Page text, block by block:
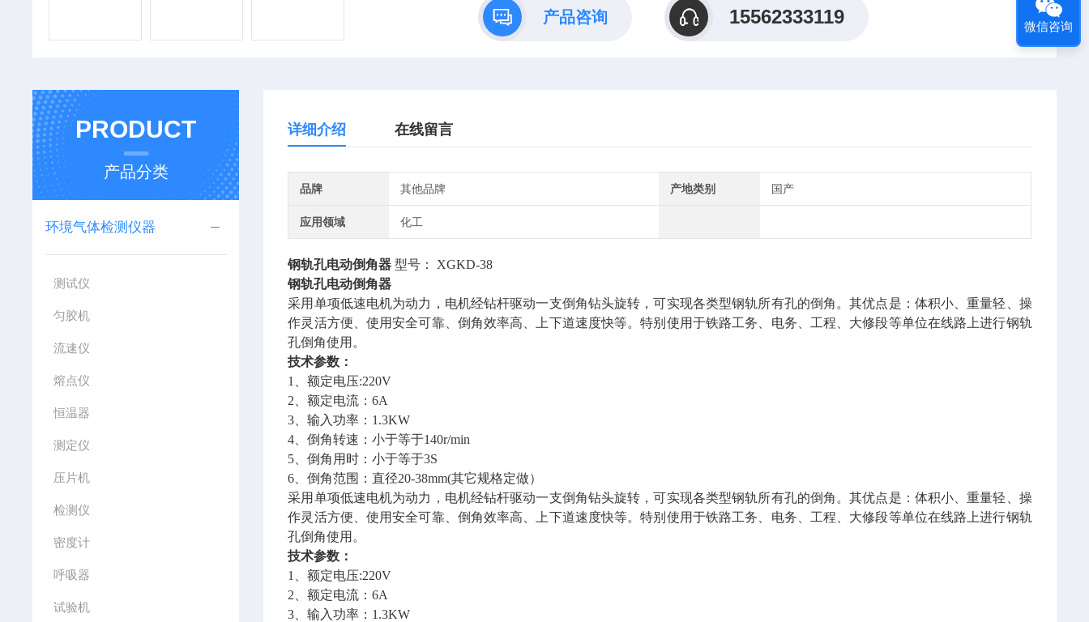
产品咨询 15562333119
PRODUCT
产品分类
环境气体检测仪器
测试仪
匀胶机
流速仪
熔点仪
恒温器
测定仪
压片机
检测仪
密度计
呼吸器
试验机
详细介绍 在线留言
品牌 其他品牌 产地类别 国产
应用领域 化工
钢轨孔电动倒角器 型号： XGKD-38
钢轨孔电动倒角器
采用单项低速电机为动力，电机经钻杆驱动一支倒角钻头旋转，可实现各类型钢轨所有孔的倒角。其优点是：体积小、重量轻、操
作灵活方便、使用安全可靠、倒角效率高、上下道速度快等。特别使用于铁路工务、电务、工程、大修段等单位在线路上进行钢轨
孔倒角使用。
技术参数：
1、额定电压:220V
2、额定电流：6A
3、输入功率：1.3KW
4、倒角转速：小于等于140r/min
5、倒角用时：小于等于3S
6、倒角范围：直径20-38mm(其它规格定做）
采用单项低速电机为动力，电机经钻杆驱动一支倒角钻头旋转，可实现各类型钢轨所有孔的倒角。其优点是：体积小、重量轻、操
作灵活方便、使用安全可靠、倒角效率高、上下道速度快等。特别使用于铁路工务、电务、工程、大修段等单位在线路上进行钢轨
孔倒角使用。
技术参数：
1、额定电压:220V
2、额定电流：6A
3、输入功率：1.3KW
微信咨询